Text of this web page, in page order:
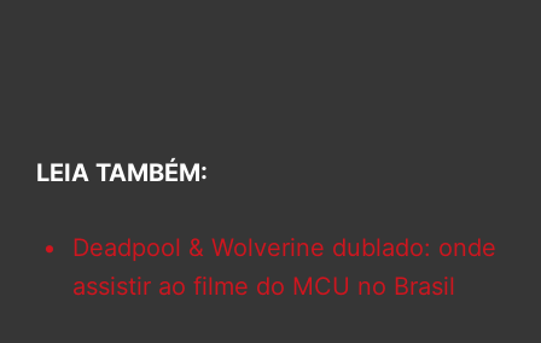
LEIA TAMBÉM:
Deadpool & Wolverine dublado: onde
assistir ao filme do MCU no Brasil